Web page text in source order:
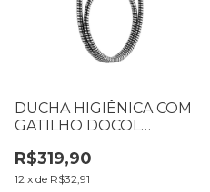
DUCHA HIGIÊNICA COM
GATILHO DOCOL
R$319,90
12 x de R$32,91